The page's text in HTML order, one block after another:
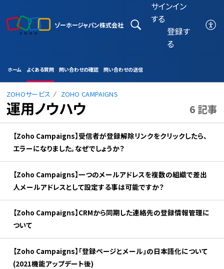
ゾーホージャパン株式会社
サインイン
する
登録す
る
ホーム よくある質問 問い合わせの確認 問い合わせの送信
ZOHOサービス ZOHO CAMPAIGNS
運用ノウハウ 6 記事
【Zoho Campaigns】受信者が登録解除リンクをクリックしたら、
エラーになりました。なぜでしょうか？
【Zoho Campaigns】一つのメールアドレスを複数の組織で差出
人メールアドレスとして設定する事は可能ですか？
【Zoho Campaigns】CRMから同期した連絡先の登録情報管理に
ついて
【Zoho Campaigns】「登録ページとメール」の日本語化について
(2021機能アップデート後)